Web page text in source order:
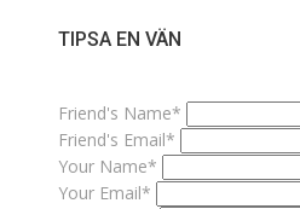
TIPSA EN VÄN
Friend's Name*
Friend's Email*
Your Name*
Your Email*